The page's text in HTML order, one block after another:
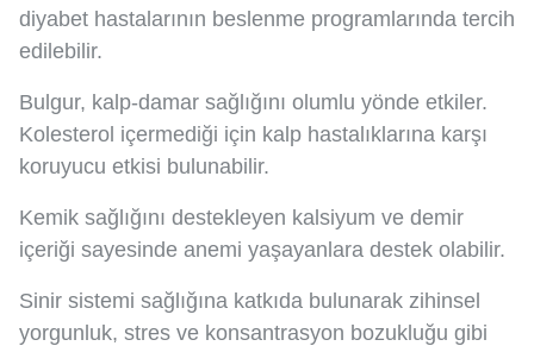
diyabet hastalarının beslenme programlarında tercih
edilebilir.
Bulgur, kalp-damar sağlığını olumlu yönde etkiler.
Kolesterol içermediği için kalp hastalıklarına karşı
koruyucu etkisi bulunabilir.
Kemik sağlığını destekleyen kalsiyum ve demir
içeriği sayesinde anemi yaşayanlara destek olabilir.
Sinir sistemi sağlığına katkıda bulunarak zihinsel
yorgunluk, stres ve konsantrasyon bozukluğu gibi